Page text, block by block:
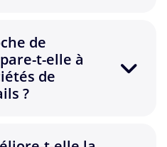
de
t-elle à
de
?